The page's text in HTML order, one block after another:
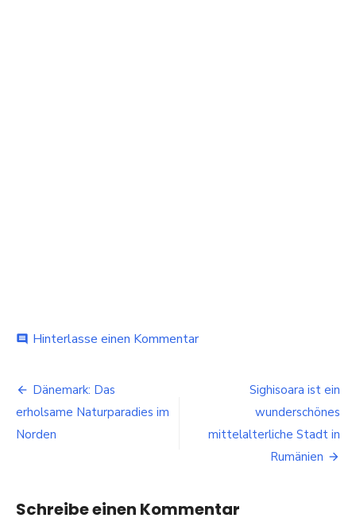
comment Hinterlasse einen Kommentarbei
Vegas“
Beitragsnavigation
Dänemark: Das
erholsame Naturparadies im
Norden
Sighisoara ist ein
wunderschönes
mittelalterliche Stadt in
Rumänien
Schreibe einen Kommentar